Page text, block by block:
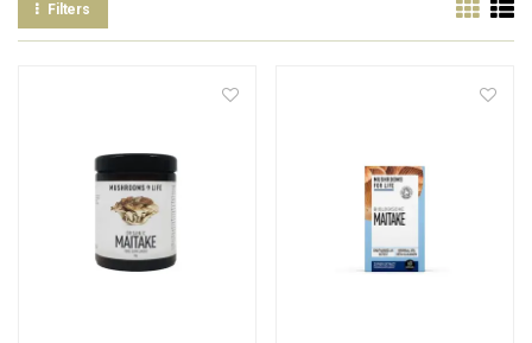
Filters